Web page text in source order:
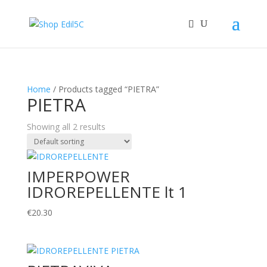
Home / Products tagged “PIETRA”
PIETRA
Showing all 2 results
IMPERPOWER
IDROREPELLENTE lt 1
€20.30